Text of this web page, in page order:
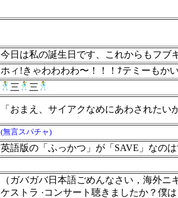
今日は私の誕生日です、これからもフブ
ホィ!きゃわわわわ〜！！！ﾅテミーもか
三 三
「おまえ、サイアクなめにあわされた
(無言スパチャ)
英語版の「ふっかつ」が「SAVE」なの
（ガバガバ日本語ごめんなさい，海外
ケストラ ·コンサート聴きましたか？僕